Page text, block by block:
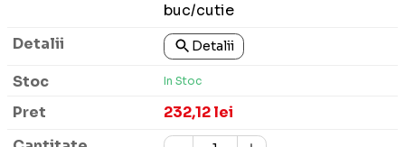
buc/cutie
Detalii
In Stoc
232,12 lei